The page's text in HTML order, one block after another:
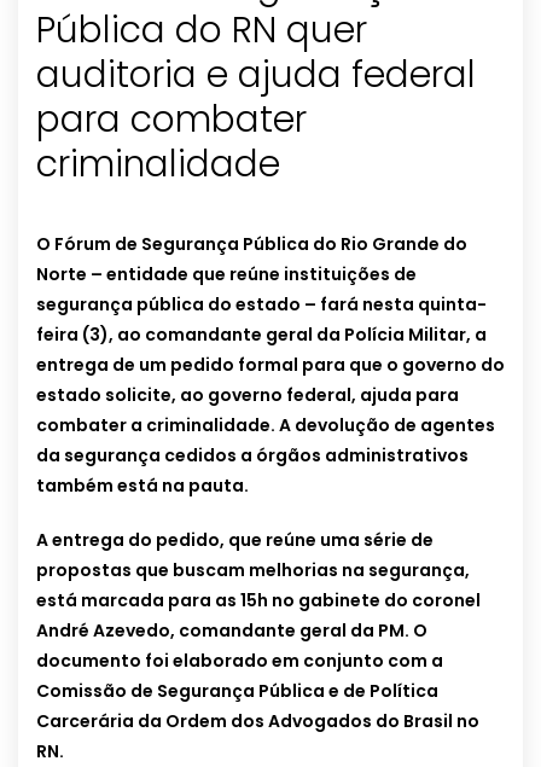
Pública do RN quer
auditoria e ajuda federal
para combater
criminalidade
O Fórum de Segurança Pública do Rio Grande do
Norte – entidade que reúne instituições de
segurança pública do estado – fará nesta quinta-
feira (3), ao comandante geral da Polícia Militar, a
entrega de um pedido formal para que o governo do
estado solicite, ao governo federal, ajuda para
combater a criminalidade. A devolução de agentes
da segurança cedidos a órgãos administrativos
também está na pauta.
A entrega do pedido, que reúne uma série de
propostas que buscam melhorias na segurança,
está marcada para as 15h no gabinete do coronel
André Azevedo, comandante geral da PM. O
documento foi elaborado em conjunto com a
Comissão de Segurança Pública e de Política
Carcerária da Ordem dos Advogados do Brasil no
RN.